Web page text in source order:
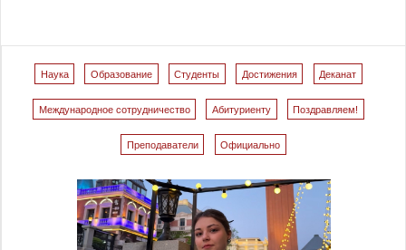
Наука Образование Студенты Достижения Деканат
Международное сотрудничество Абитуриенту Поздравляем!
Преподаватели Официально